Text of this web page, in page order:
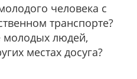
человека с
транспорте?
молодых людей,
местах досуга?